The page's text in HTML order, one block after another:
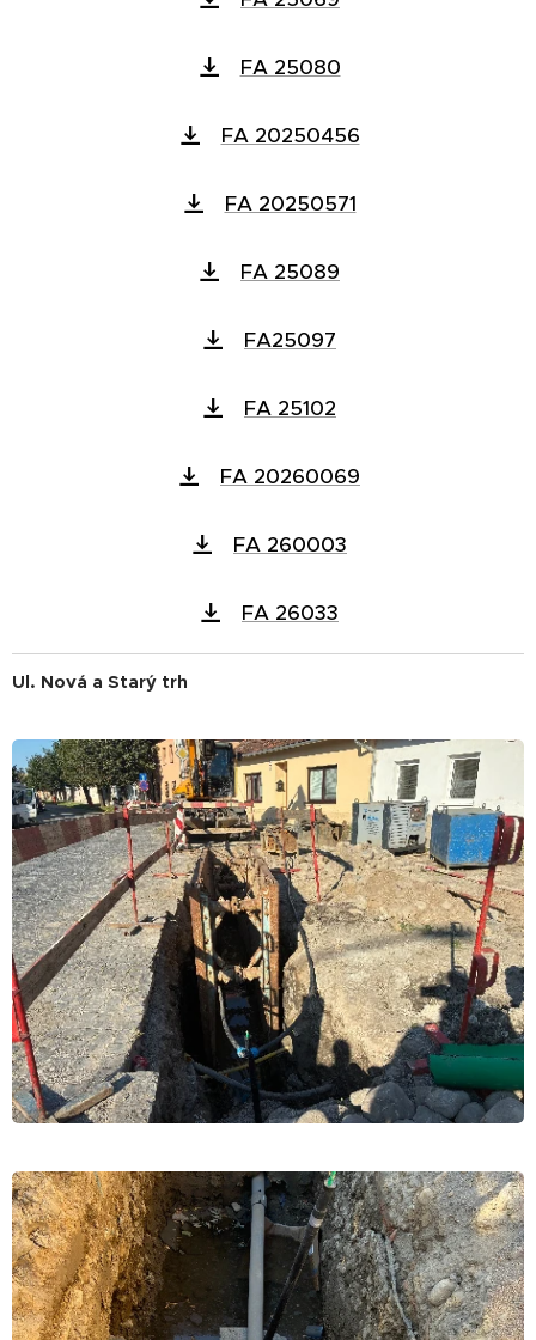
FA 25080
FA 20250456
FA 20250571
FA 25089
FA25097
FA 25102
FA 20260069
FA 260003
FA 26033
Ul. Nová a Starý trh